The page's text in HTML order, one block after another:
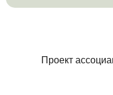
Проект